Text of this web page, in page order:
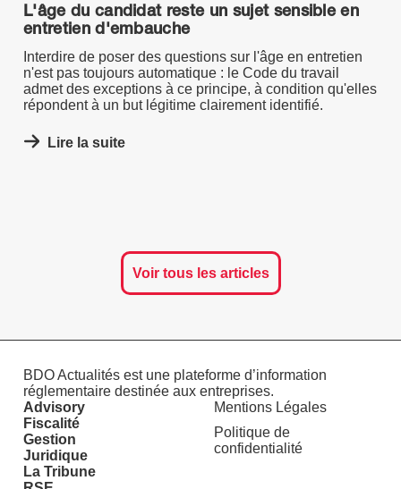
L'âge du candidat reste un sujet sensible en
entretien d'embauche
Interdire de poser des questions sur l'âge en entretien
n'est pas toujours automatique : le Code du travail
admet des exceptions à ce principe, à condition qu'elles
répondent à un but légitime clairement identifié.
Lire la suite
Voir tous les articles
BDO Actualités est une plateforme d’information
réglementaire destinée aux entreprises.
Advisory
Fiscalité
Gestion
Juridique
La Tribune
Mentions Légales
Politique de
confidentialité